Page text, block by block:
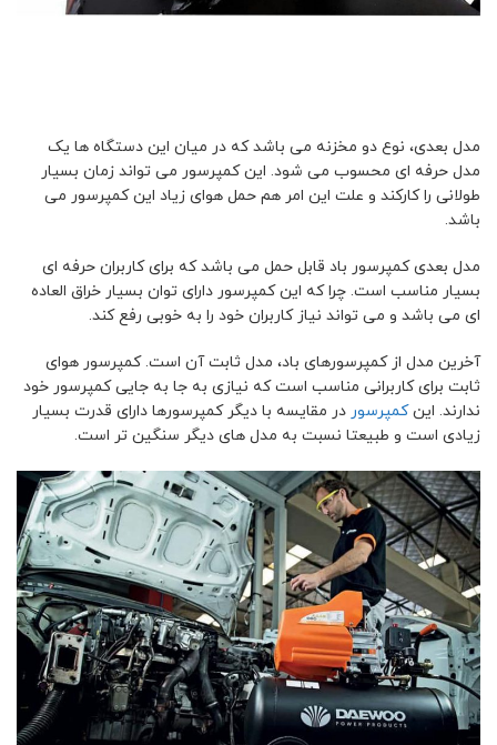
مدل بعدی، نوع دو مخزنه می باشد که در میان این دستگاه ها یک
مدل حرفه ای محسوب می شود. این کمپرسور می تواند زمان بسیار
طولانی را کارکند و علت این امر هم حمل هوای زیاد این کمپرسور می
باشد.
مدل بعدی کمپرسور باد قابل حمل می باشد که برای کاربران حرفه ای
بسیار مناسب است. چرا که این کمپرسور دارای توان بسیار خراق العاده
ای می باشد و می تواند نیاز کاربران خود را به خوبی رفع کند.
آخرین مدل از کمپرسورهای باد، مدل ثابت آن است. کمپرسور هوای
ثابت برای کاربرانی مناسب است که نیازی به جا به جایی کمپرسور خود
ندارند. اینکمپرسور در مقایسه با دیگر کمپرسورها دارای قدرت بسیار
زیادی است و طبیعتا نسبت به مدل های دیگر سنگین تر است.